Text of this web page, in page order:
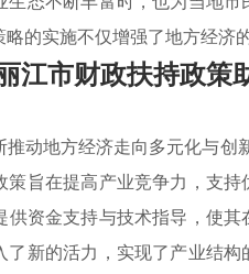
的实施不仅增强了地方经济
江市财政扶持政策
动地方经济走向多元化与创
策旨在提高产业竞争力，支
供资金支持与技术指导，使
了新的活力，实现了产业结